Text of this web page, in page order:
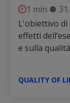
1 min ●
L'obiettivo di
effetti
e sulla
QUALITY OF